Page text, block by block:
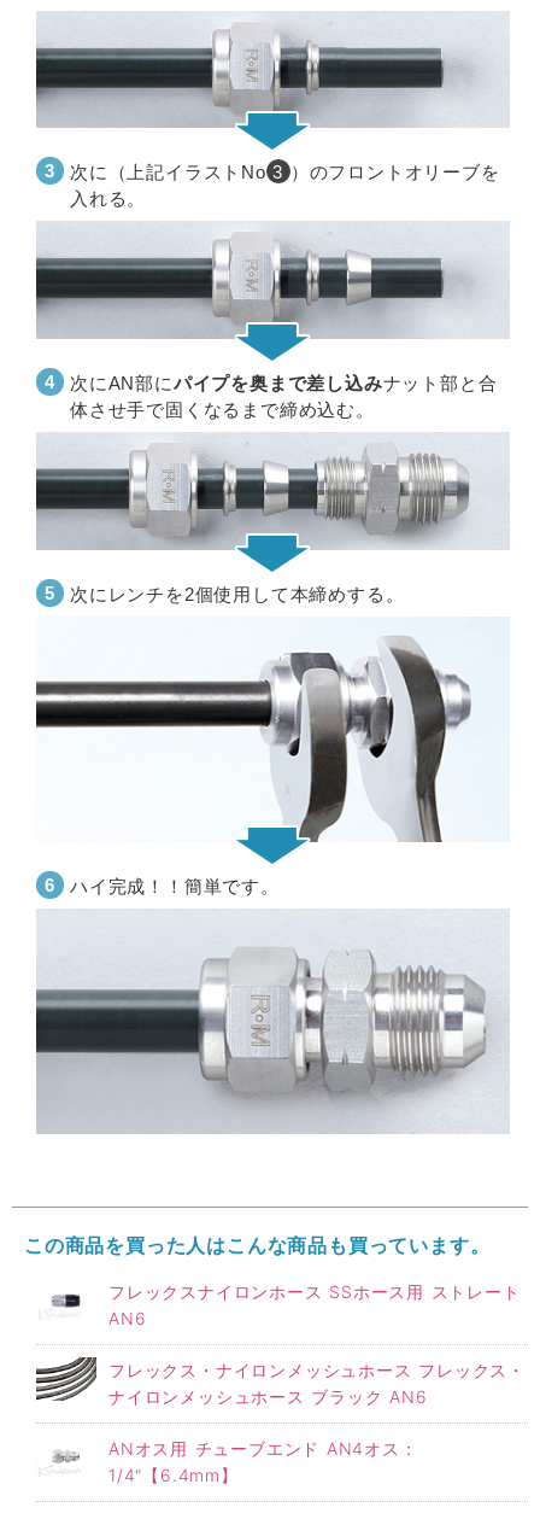
次に（上記イラストNo 3 ）のフロントオリーブを
入れる。
次にAN部にパイプを奥まで差し込みナット部と合
体させ手で固くなるまで締め込む。
次にレンチを2個使用して本締めする。
ハイ完成！！簡単です。
この商品を買った人はこんな商品も買っています。
フレックスナイロンホース SSホース用 ストレート
AN6
フレックス・ナイロンメッシュホース フレックス・
ナイロンメッシュホース ブラック AN6
ANオス用 チューブエンド AN4オス：
1/4"【6.4mm】